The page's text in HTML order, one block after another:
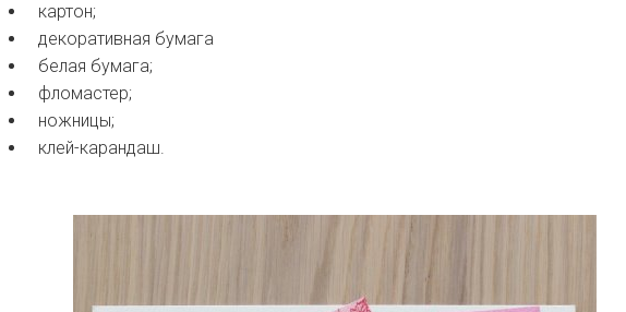
картон;
декоративная бумага
белая бумага;
фломастер;
ножницы;
клей-карандаш.